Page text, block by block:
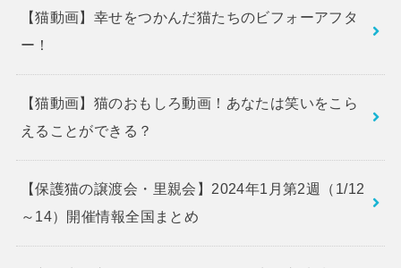
【猫動画】幸せをつかんだ猫たちのビフォーアフタ
ー！
【猫動画】猫のおもしろ動画！あなたは笑いをこら
えることができる？
【保護猫の譲渡会・里親会】2024年1月第2週（1/12
～14）開催情報全国まとめ